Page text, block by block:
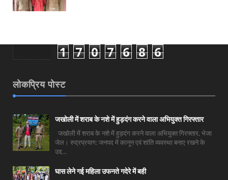
1 7 0 7 6 8 6
लोकप्रिय पोस्ट
जखोली में शराब के नशे में हुड़दंग करने वाला अभियुक्त गिरफ्तार
जखोली में शराब के नशे में हुड़दंग करने वाला अभियुक्त गिरफ्तार, भेजा
जेल। रुद्रप्रयाग: जनपद में कानून एवं शांति व्यवस्था बनाए रखने के
उद्द...
घास लेने गई महिला उफनते गदेरे में बही